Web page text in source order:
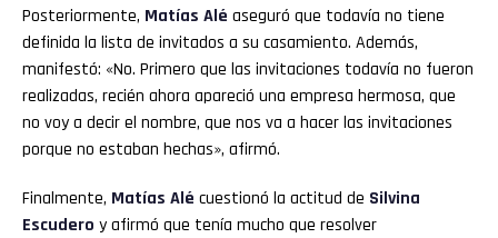
Posteriormente, Matías Alé aseguró que todavía no tiene
definida la lista de invitados a su casamiento. Además,
manifestó: «No. Primero que las invitaciones todavía no fueron
realizadas, recién ahora apareció una empresa hermosa, que
no voy a decir el nombre, que nos va a hacer las invitaciones
porque no estaban hechas», afirmó.
Finalmente, Matías Alé cuestionó la actitud de Silvina
Escudero y afirmó que tenía mucho que resolver